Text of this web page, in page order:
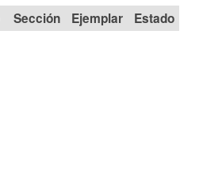
Sección
Estado